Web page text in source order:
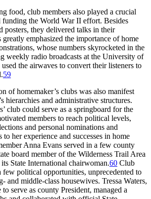
food, club members also played a crucial
the World War II effort. Besides
posters, they delivered talks in their
emphasized the importance of home
whose numbers skyrocketed in the
weekly radio broadcasts at the University of
the airwaves to convert their listeners to
59
of homemaker’s clubs was also manifest
hierarchies and administrative structures.
club could serve as a springboard for the
members to reach political levels,
and personal nominations and
her experience and successes in home
Anna Evans served in a few county
board member of the Wilderness Trail Area
State International chairwoman.60 Club
few political opportunities, unprecedented to
and middle-class housewives. Tressa Waters,
serve as county President, managed a